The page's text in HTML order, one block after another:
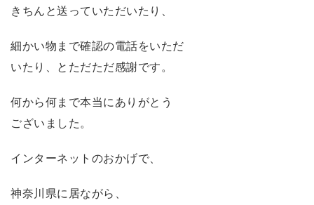
きちんと送っていただいたり、
細かい物まで確認の電話をいただ
いたり、とただただ感謝です。
何から何まで本当にありがとう
ございました。
インターネットのおかげで、
神奈川県に居ながら、